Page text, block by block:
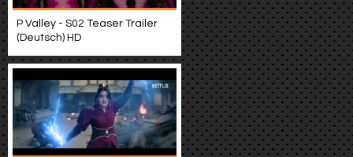
P Valley - S02 Teaser Trailer
(Deutsch) HD